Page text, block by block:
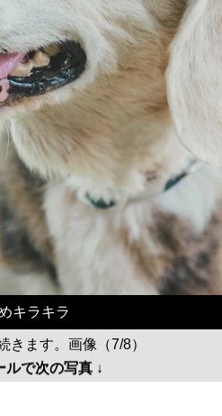
キラキラ
きます。画像（7/8）
ルで次の写真 ↓